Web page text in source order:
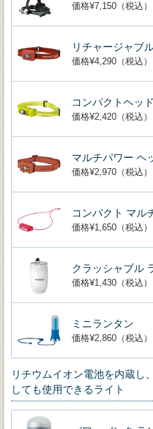
価格¥7,150（税込）
リチャージャブ
価格¥4,290（税込）
コンパクトヘッ
価格¥2,420（税込）
マルチパワー ヘ
価格¥2,970（税込）
コンパクト マル
価格¥1,650（税込）
クラッシャブル
価格¥1,430（税込）
ミニランタン
価格¥2,860（税込）
リチウムイオン電池を内蔵し
しても使用できるライト